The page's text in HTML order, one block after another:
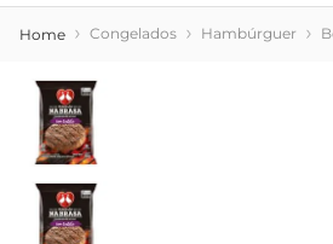
Congelados Hambúrguer